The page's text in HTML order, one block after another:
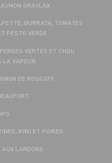
GRAVLAX
BURRATA, TOMATES
PESTO VERDE
VERTES ET CHOU
LA VAPEUR
DE ROSCOFF
KIWI ET POIRES
LARDONS